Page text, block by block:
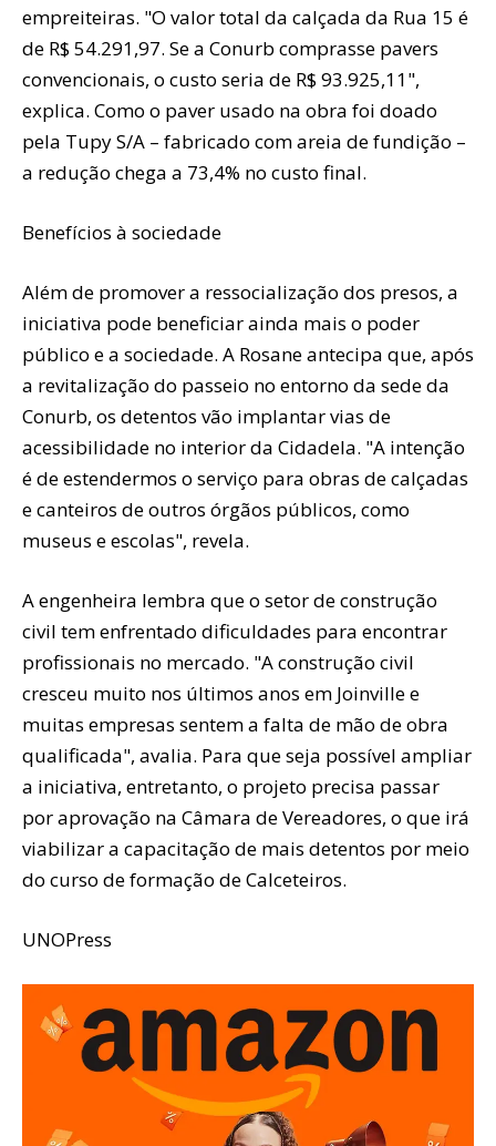
empreiteiras. "O valor total da calçada da Rua 15 é
de R$ 54.291,97. Se a Conurb comprasse pavers
convencionais, o custo seria de R$ 93.925,11",
explica. Como o paver usado na obra foi doado
pela Tupy S/A – fabricado com areia de fundição –
a redução chega a 73,4% no custo final.
Benefícios à sociedade
Além de promover a ressocialização dos presos, a
iniciativa pode beneficiar ainda mais o poder
público e a sociedade. A Rosane antecipa que, após
a revitalização do passeio no entorno da sede da
Conurb, os detentos vão implantar vias de
acessibilidade no interior da Cidadela. "A intenção
é de estendermos o serviço para obras de calçadas
e canteiros de outros órgãos públicos, como
museus e escolas", revela.
A engenheira lembra que o setor de construção
civil tem enfrentado dificuldades para encontrar
profissionais no mercado. "A construção civil
cresceu muito nos últimos anos em Joinville e
muitas empresas sentem a falta de mão de obra
qualificada", avalia. Para que seja possível ampliar
a iniciativa, entretanto, o projeto precisa passar
por aprovação na Câmara de Vereadores, o que irá
viabilizar a capacitação de mais detentos por meio
do curso de formação de Calceteiros.
UNOPress